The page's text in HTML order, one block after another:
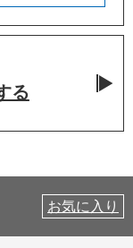
る
お気に入り